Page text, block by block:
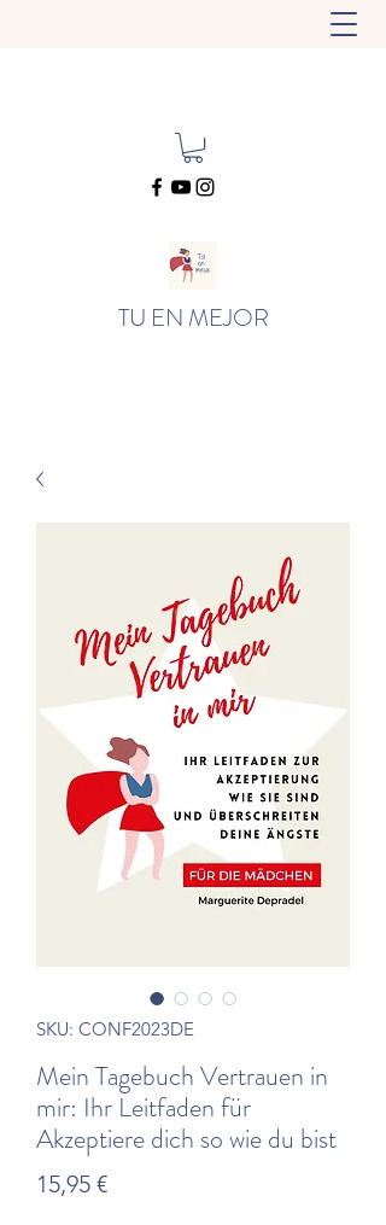
TU EN MEJOR
SKU: CONF2023DE
Mein Tagebuch Vertrauen in
mir: Ihr Leitfaden für
Akzeptiere dich so wie du bist
15,95 €Precio